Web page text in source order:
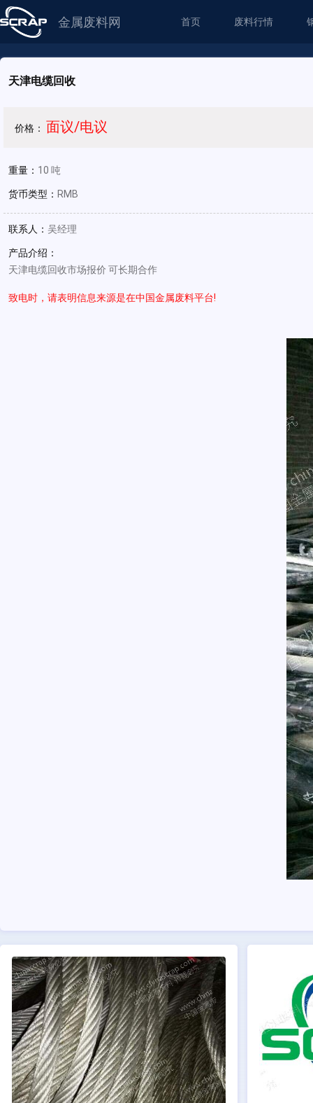
金属废料网 首页 废料行情
天津电缆回收
价格： 面议/电议
重量： 10 吨
货币类型： RMB
联系人： 吴经理
产品介绍：
天津电缆回收市场报价 可长期合作
致电时，请表明信息来源是在中国金属废料平台!